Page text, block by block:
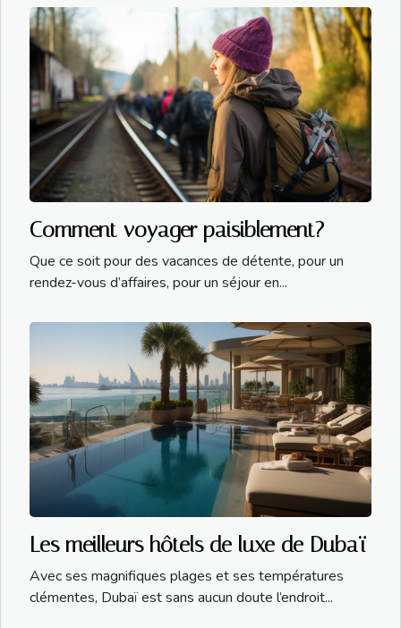
Comment voyager paisiblement?
Que ce soit pour des vacances de détente, pour un
rendez-vous d’affaires, pour un séjour en...
Les meilleurs hôtels de luxe de Dubaï
Avec ses magnifiques plages et ses températures
clémentes, Dubaï est sans aucun doute l’endroit...